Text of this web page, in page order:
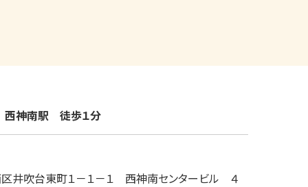
西神南駅　徒歩１分
井吹台東町１－１－１ 西神南センタービル ４